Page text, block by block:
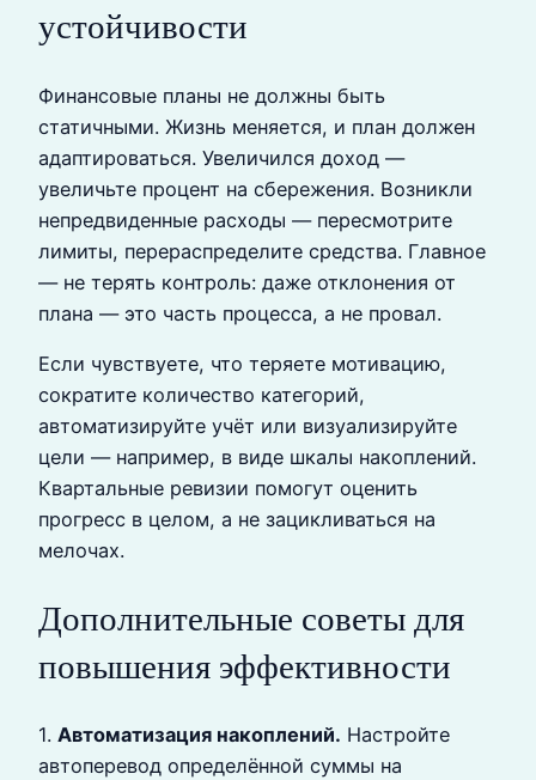
устойчивости
Финансовые планы не должны быть
статичными. Жизнь меняется, и план должен
адаптироваться. Увеличился доход —
увеличьте процент на сбережения. Возникли
непредвиденные расходы — пересмотрите
лимиты, перераспределите средства. Главное
— не терять контроль: даже отклонения от
плана — это часть процесса, а не провал.
Если чувствуете, что теряете мотивацию,
сократите количество категорий,
автоматизируйте учёт или визуализируйте
цели — например, в виде шкалы накоплений.
Квартальные ревизии помогут оценить
прогресс в целом, а не зацикливаться на
мелочах.
Дополнительные советы для
повышения эффективности
1. Автоматизация накоплений. Настройте
автоперевод определённой суммы на